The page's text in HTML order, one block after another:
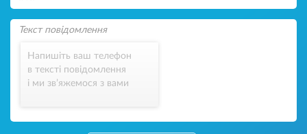
Напишіть ваш телефон
в тексті повідомлення
і ми зв’яжемося з вами